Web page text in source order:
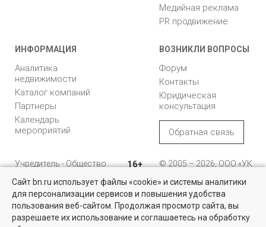
Медийная реклама
PR продвижение
ИНФОРМАЦИЯ
Аналитика
недвижимости
Каталог компаний
Партнеры
Календарь
мероприятий
ВОЗНИКЛИ ВОПРОСЫ
Форум
Контакты
Юридическая
консультация
Обратная связь
Учредитель - Общество
ответственностью
"Управляющая
компания "Бюллетень
недвижимости"
16+
© 2005 – 2026, ООО «УК
196105, Санкт-
Петербург, пр. Юрия
Гагарина, 1
Сайт bn.ru использует файлы «cookie» и системы аналитики
для персонализации сервисов и повышения удобства
пользования веб-сайтом. Продолжая просмотр сайта, вы
разрешаете их использование и соглашаетесь на обработку